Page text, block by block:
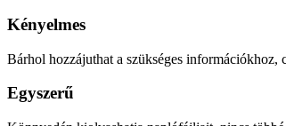
Kényelmes
Bárhol hozzájuthat a szükséges információkhoz,
Egyszerű